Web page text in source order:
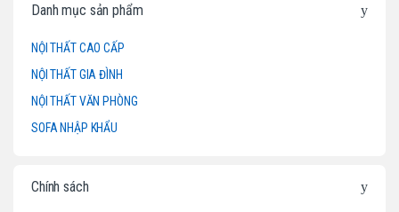
Danh mục sản phẩm
NỘI THẤT CAO CẤP
NỘI THẤT GIA ĐÌNH
NỘI THẤT VĂN PHÒNG
SOFA NHẬP KHẨU
Chính sách